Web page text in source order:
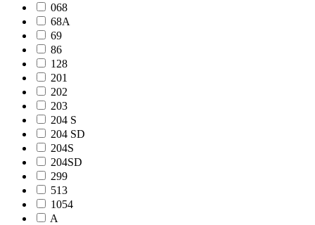
068
68A
69
86
128
201
202
203
204 S
204 SD
204S
204SD
299
513
1054
A